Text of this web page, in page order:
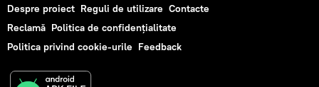
Despre proiect Reguli de utilizare Contacte
Reclamă Politica de confidențialitate
Politica privind cookie-urile Feedback